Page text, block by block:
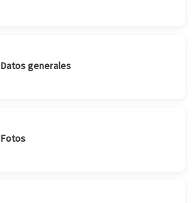
Datos generales
Fotos